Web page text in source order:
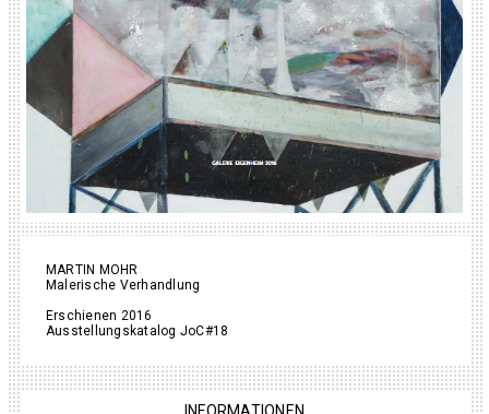
MARTIN MOHR
Malerische Verhandlung
Erschienen 2016
Ausstellungskatalog JoC#18